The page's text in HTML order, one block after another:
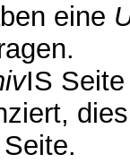
eine
IS